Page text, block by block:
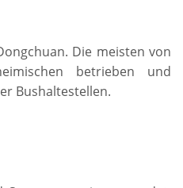
Die meisten von
betrieben und
Bushaltestellen.